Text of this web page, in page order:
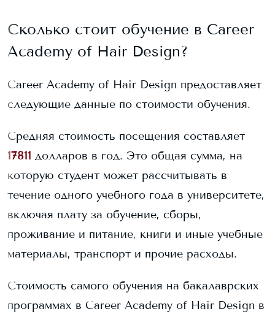
Сколько стоит обучение в Career
Academy of Hair Design?
Career Academy of Hair Design предоставляет
следующие данные по стоимости обучения.
Средняя стоимость посещения составляет
17811 долларов в год. Это общая сумма, на
которую студент может рассчитывать в
течение одного учебного года в университете,
включая плату за обучение, сборы,
проживание и питание, книги и иные учебные
материалы, транспорт и прочие расходы.
Стоимость самого обучения на бакалаврских
программах в Career Academy of Hair Design в